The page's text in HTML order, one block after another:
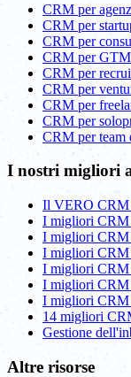
CRM per
CRM per
CRM per
CRM per
CRM per
CRM per
CRM per
CRM per
CRM per team
I nostri migliori
Il VERO CRM
I migliori CRM
I migliori CRM
I migliori CRM
I migliori CRM
I migliori CRM
I migliori
14 migliori
Gestione
Altre risorse